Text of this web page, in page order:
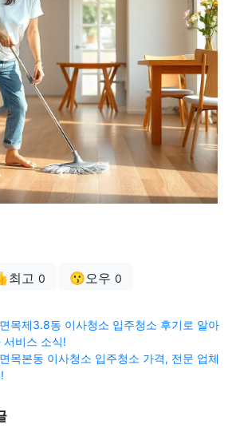
최고 0 😗오우 0
목제3.8동 이사청소 입주청소 후기로 알아
서비스 소식!
목본동 이사청소 입주청소 가격, 전문 업체